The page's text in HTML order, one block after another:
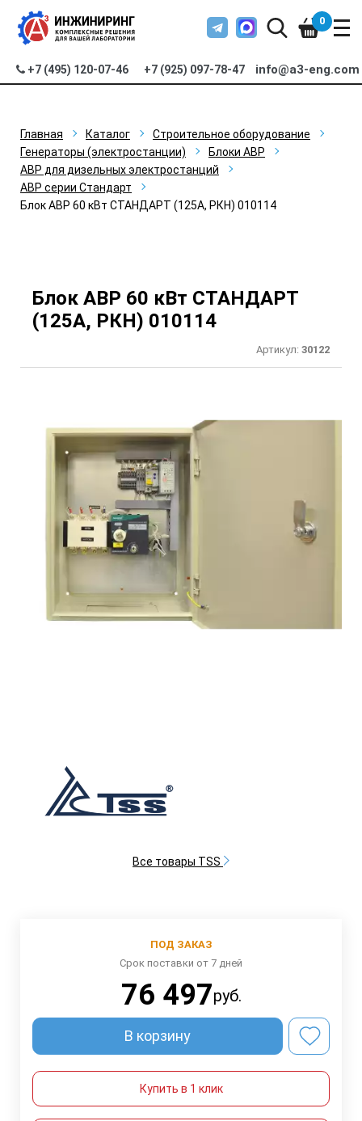
+7 (495) 120-07-46 +7 (925) 097-78-47 info@a3-eng.com
0
Главная Каталог
Строительное оборудование
Генераторы (электростанции)
Блоки АВР
АВР для дизельных электростанций
АВР серии Стандарт
Блок АВР 60 кВт СТАНДАРТ (125А, РКН) 010114
Блок АВР 60 кВт СТАНДАРТ
(125А, РКН) 010114
Артикул: 30122
Все товары TSS
ПОД ЗАКАЗ
Срок поставки от 7 дней
76 497руб.
В корзину
Купить в 1 клик